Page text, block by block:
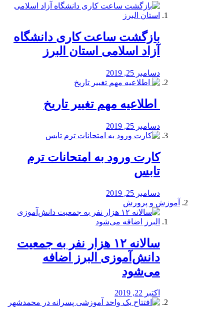
بازگشت ساعت کاری دانشگاه
آزاد اسلامی استان البرز
دسامبر 25, 2019
️ اطلاعیه مهم تغییر تاریخ
دسامبر 25, 2019
کارت ورود به امتحانات ترم
تابس
دسامبر 25, 2019
آموزش و پرورش
️سالانه ۱۲ هزار نفر به جمعیت
دانش‌آموزی البرز اضافه
می‌شود
اکتبر 22, 2019